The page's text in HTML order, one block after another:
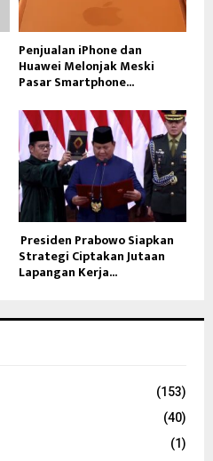
Penjualan iPhone dan
Huawei Melonjak Meski
Pasar Smartphone...
Presiden Prabowo Siapkan
Strategi Ciptakan Jutaan
Lapangan Kerja...
(153)
(40)
(1)